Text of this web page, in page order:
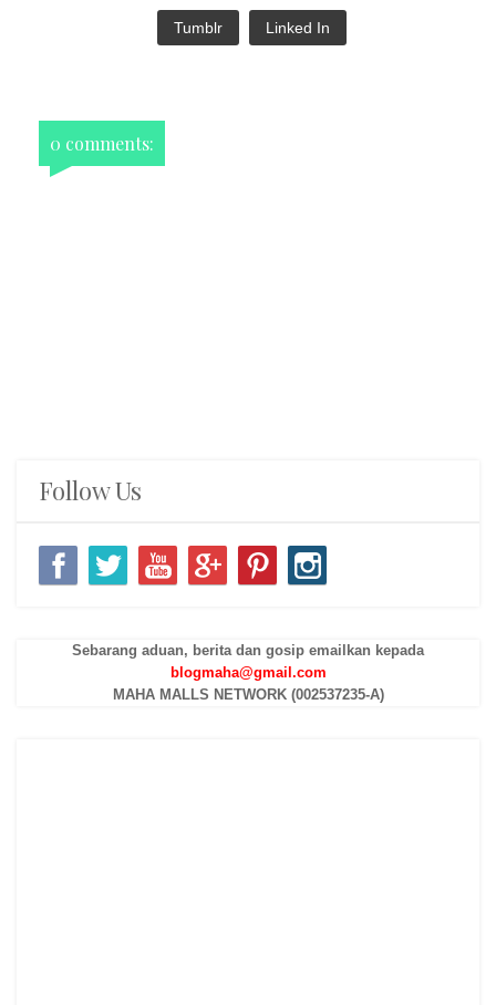
Tumblr Linked In
0 comments:
Follow Us
Sebarang aduan, berita dan gosip emailkan kepada
blogmaha@gmail.com
MAHA MALLS NETWORK (002537235-A)